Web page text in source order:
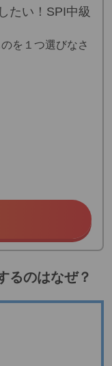
たい！SPI中級
を１つ選びなさ
るのはなぜ？